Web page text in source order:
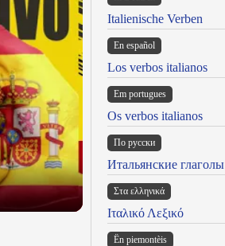
Italienische Verben
En español
Los verbos italianos
Em portugues
Os verbos italianos
По русски
Итальянские глаголы
Στα ελληνικά
Ιταλικό Λεξικό
Ën piemontèis